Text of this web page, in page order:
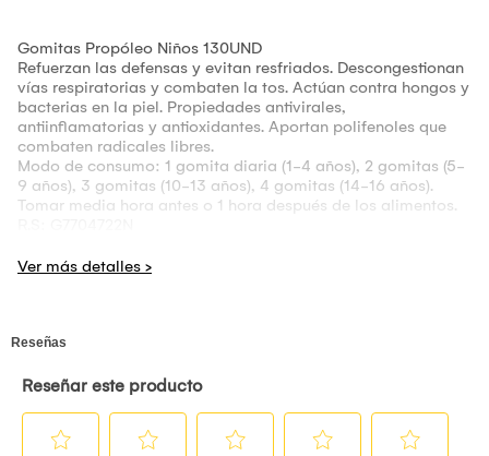
Gomitas Propóleo Niños 130UND
Refuerzan las defensas y evitan resfriados. Descongestionan
vías respiratorias y combaten la tos. Actúan contra hongos y
bacterias en la piel. Propiedades antivirales,
antiinflamatorias y antioxidantes. Aportan polifenoles que
combaten radicales libres.
Modo de consumo: 1 gomita diaria (1-4 años), 2 gomitas (5-
9 años), 3 gomitas (10-13 años), 4 gomitas (14-16 años).
Tomar media hora antes o 1 hora después de los alimentos.
Previenen y tratan la anemia, regulan el apetito y mejoran el
años), 4 gomitas (9-15 años), 6 gomitas (16 años en
R.S: G7703924N